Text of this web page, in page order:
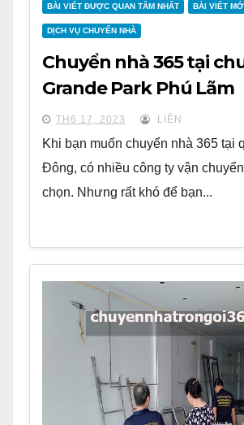
BÀI VIẾT ĐƯỢC QUAN TÂM NHẤT BÀI VIẾT
DỊCH VỤ CHUYỂN NHÀ
Chuyển nhà 365 tại
Grande Park Phú Lãm
TH6 17, 2023 LIÊN
Khi bạn muốn chuyển nhà 365 tại
Đông, có nhiều công ty vận
chọn. Nhưng rất khó để bạn...